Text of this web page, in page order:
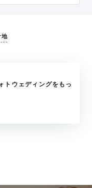
地
トウェディングをもっ